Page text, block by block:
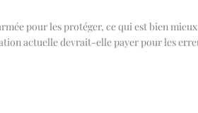
pour les protéger, ce qui est bien
actuelle devrait-elle payer pour les